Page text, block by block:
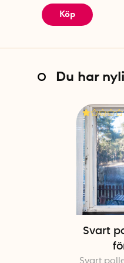
Köp
Du har
Svart
Svart